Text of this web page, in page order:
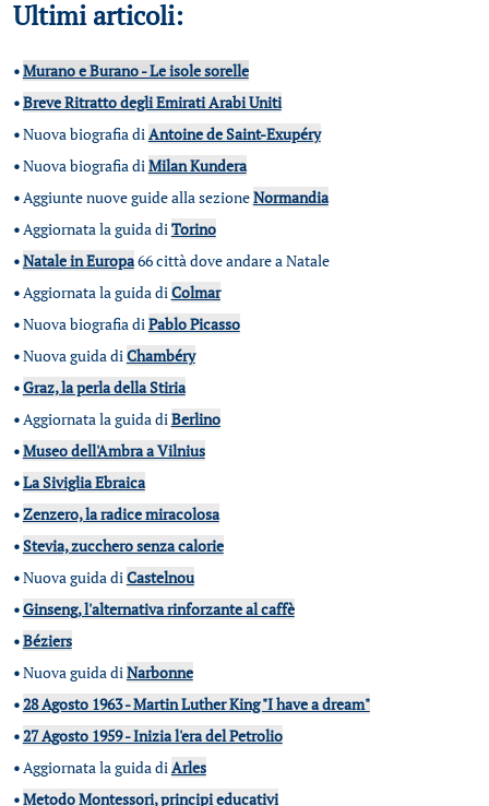
Ultimi articoli:
•Murano e Burano - Le isole sorelle
•Breve Ritratto degli Emirati Arabi Uniti
•Nuova biografia diAntoine de Saint-Exupéry
•Nuova biografia diMilan Kundera
•Aggiunte nuove guide alla sezioneNormandia
•Aggiornata la guida diTorino
•Natale in Europa66 città dove andare a Natale
•Aggiornata la guida diColmar
•Nuova biografia diPablo Picasso
•Nuova guida diChambéry
•Graz, la perla della Stiria
•Aggiornata la guida diBerlino
•Museo dell'Ambra a Vilnius
•La Siviglia Ebraica
•Zenzero, la radice miracolosa
•Stevia, zucchero senza calorie
•Nuova guida diCastelnou
•Ginseng, l'alternativa rinforzante al caffè
•Béziers
•Nuova guida diNarbonne
•28 Agosto 1963 - Martin Luther King "I have a dream"
•27 Agosto 1959 - Inizia l'era del Petrolio
•Aggiornata la guida diArles
•Metodo Montessori, principi educativi